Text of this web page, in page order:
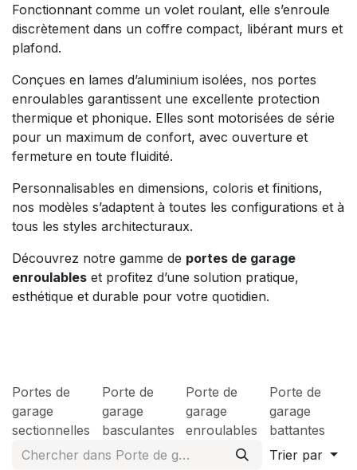
Fonctionnant comme un volet roulant, elle s’enroule
discrètement dans un coffre compact, libérant murs et
plafond.
Conçues en lames d’aluminium isolées, nos portes
enroulables garantissent une excellente protection
thermique et phonique. Elles sont motorisées de série
pour un maximum de confort, avec ouverture et
fermeture en toute fluidité.
Personnalisables en dimensions, coloris et finitions,
nos modèles s’adaptent à toutes les configurations et à
tous les styles architecturaux.
Découvrez notre gamme de portes de garage
enroulables et profitez d’une solution pratique,
esthétique et durable pour votre quotidien.
Portes de
garage
sectionnelles
Porte de
garage
basculantes
Porte de
garage
enroulables
Porte de
garage
battantes
Trier par